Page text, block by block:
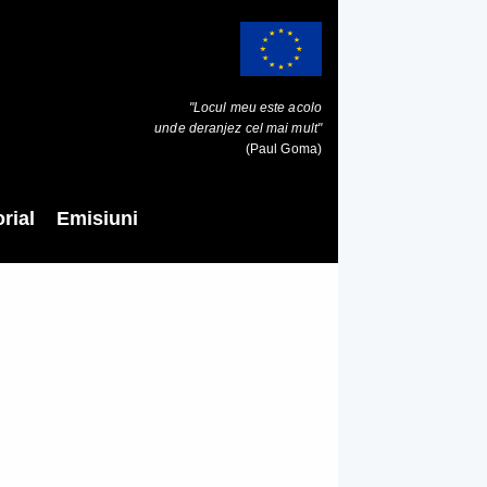
"Locul meu este acolo
unde deranjez cel mai mult"
(Paul Goma)
Emisiuni